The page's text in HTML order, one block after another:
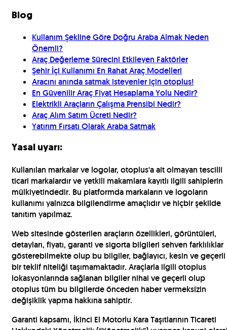
Blog
Kullanım Şekline Göre Doğru Araba Almak Neden
Önemli?
Araç Değerleme Sürecini Etkileyen Faktörler
Şehir İçi Kullanımı En Rahat Araç Modelleri
Aracını anında satmak isteyenler için otoplus!
En Güvenilir Araç Fiyat Hesaplama Yolu Nedir?
Elektrikli Araçların Çalışma Prensibi Nedir?
Araç Alım Satım Ücreti Nedir?
Yatırım Fırsatı Olarak Araba Satmak
Yasal uyarı:
Kullanılan markalar ve logolar, otoplus'a ait olmayan tescilli
ticari markalardır ve yetkili makamlara kayıtlı ilgili sahiplerin
mülkiyetindedir. Bu platformda markaların ve logoların
kullanımı yalnızca bilgilendirme amaçlıdır ve hiçbir şekilde
tanıtım yapılmaz.
Web sitesinde gösterilen araçların özellikleri, görüntüleri,
detayları, fiyatı, garanti ve sigorta bilgileri sehven farklılıklar
gösterebilmekte olup bu bilgiler, bağlayıcı, kesin ve geçerli
bir teklif niteliği taşımamaktadır. Araçlarla ilgili otoplus
lokasyonlarında sağlanan bilgiler nihai ve geçerli olup
otoplus tüm bu bilgilerde önceden haber vermeksizin
değişiklik yapma hakkına sahiptir.
Garanti kapsamı, İkinci El Motorlu Kara Taşıtlarının Ticareti